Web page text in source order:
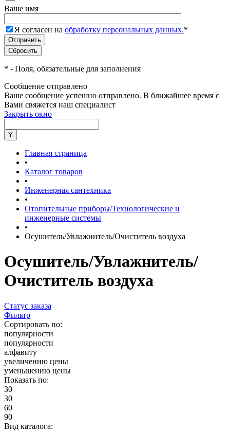
Ваше имя
Я согласен на обработку персональных данных.*
* - Поля, обязательные для заполнения
Сообщение отправлено
Ваше сообщение успешно отправлено. В ближайшее время с
Вами свяжется наш специалист
Закрыть окно
Главная страница
•
Каталог товаров
•
Инженерная сантехника
•
Отопительные приборы/Технологические и
инженерные системы
•
Осушитель/Увлажнитель/Очиститель воздуха
Осушитель/Увлажнитель/
Очиститель воздуха
Статус заказа
Фильтр
Сортировать по:
популярности
популярности
алфавиту
увеличению цены
уменьшению цены
Показать по:
30
30
60
90
Вид каталога: